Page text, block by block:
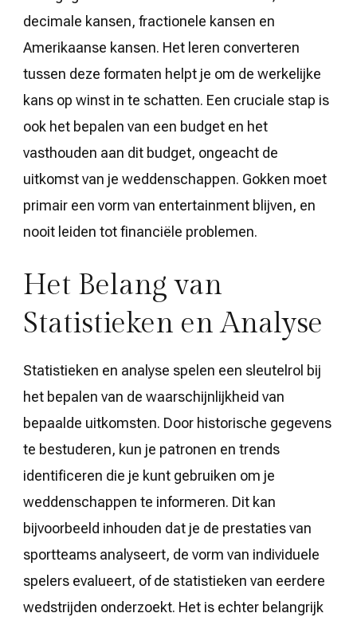
decimale kansen, fractionele kansen en
Amerikaanse kansen. Het leren converteren
tussen deze formaten helpt je om de werkelijke
kans op winst in te schatten. Een cruciale stap is
ook het bepalen van een budget en het
vasthouden aan dit budget, ongeacht de
uitkomst van je weddenschappen. Gokken moet
primair een vorm van entertainment blijven, en
nooit leiden tot financiële problemen.
Het Belang van
Statistieken en Analyse
Statistieken en analyse spelen een sleutelrol bij
het bepalen van de waarschijnlijkheid van
bepaalde uitkomsten. Door historische gegevens
te bestuderen, kun je patronen en trends
identificeren die je kunt gebruiken om je
weddenschappen te informeren. Dit kan
bijvoorbeeld inhouden dat je de prestaties van
sportteams analyseert, de vorm van individuele
spelers evalueert, of de statistieken van eerdere
wedstrijden onderzoekt. Het is echter belangrijk